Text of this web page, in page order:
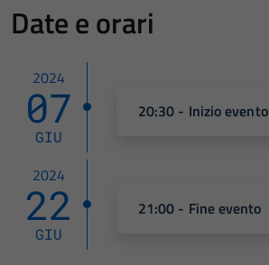
Date e orari
2024
07
GIU
20:30 - Inizio evento
2024
22
GIU
21:00 - Fine evento